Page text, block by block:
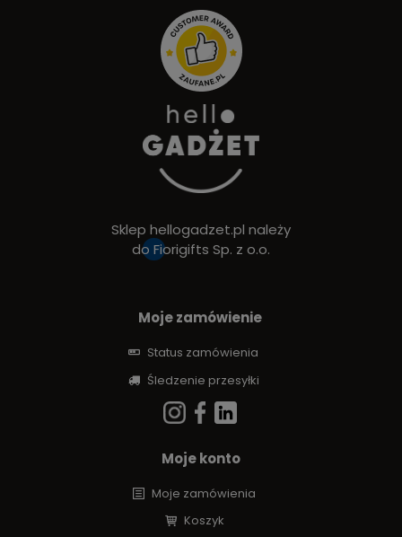
Sklep hellogadzet.pl należy
do Fiorigifts Sp. z o.o.
Moje zamówienie
Status zamówienia
Śledzenie przesyłki
Moje konto
Moje zamówienia
Koszyk